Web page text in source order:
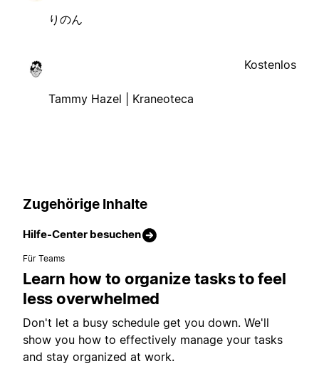
りのん
Tammy Hazel | Kraneoteca
Kostenlos
Zugehörige Inhalte
Hilfe-Center besuchen
Für Teams
Learn how to organize tasks to feel
less overwhelmed
Don't let a busy schedule get you down. We'll
show you how to effectively manage your tasks
and stay organized at work.